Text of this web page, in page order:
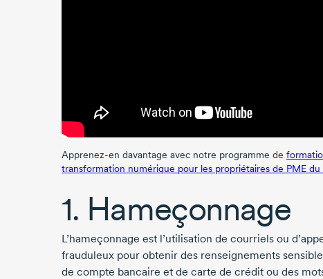
Apprenez-en davantage avec notre programme de
transformation numérique pour les propriétaires de PME du
1. Hameçonnage
L’hameçonnage est l’utilisation de courriels ou
frauduleux pour obtenir des renseignements
de compte bancaire et de carte de crédit ou des